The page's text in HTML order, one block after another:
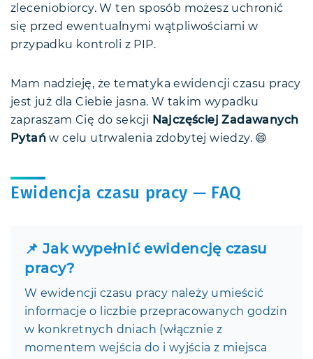
zleceniobiorcy. W ten sposób możesz uchronić
się przed ewentualnymi wątpliwościami w
przypadku kontroli z PIP.
Mam nadzieję, że tematyka ewidencji czasu pracy
jest już dla Ciebie jasna. W takim wypadku
zapraszam Cię do sekcji
Najczęściej Zadawanych
Pytań w celu utrwalenia zdobytej wiedzy. 😄
Ewidencja czasu pracy — FAQ
📌 Jak wypełnić ewidencję czasu
pracy?
W ewidencji czasu pracy należy umieścić
informacje o liczbie przepracowanych godzin
w konkretnych dniach (włącznie z
momentem wejścia do i wyjścia z miejsca